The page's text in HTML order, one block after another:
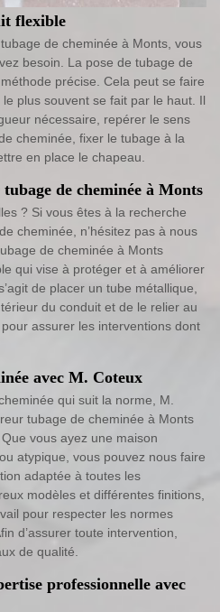
flexible
de cheminée à Monts, vous
besoin. La pose de tubage de
précise. Cela peut se faire
plus souvent se fait par le haut. Il
nécessaire, repérer le sens
cheminée, fixer le tubage à la
en place le chapeau.
de cheminée à Monts
? Si vous êtes à la recherche
cheminée, n’hésitez pas à nous
de cheminée à Monts
qui vise à protéger et à améliorer
de placer un tube métallique,
du conduit et de le relier au
assurer les interventions dont
avec M. Coteux
qui suit la norme, M.
tubage de cheminée à Monts
vous ayez une maison
atypique, vous pouvez nous faire
adaptée à toutes les
modèles et différentes finitions,
pour respecter les normes
d’assurer toute intervention,
de qualité.
professionnelle avec